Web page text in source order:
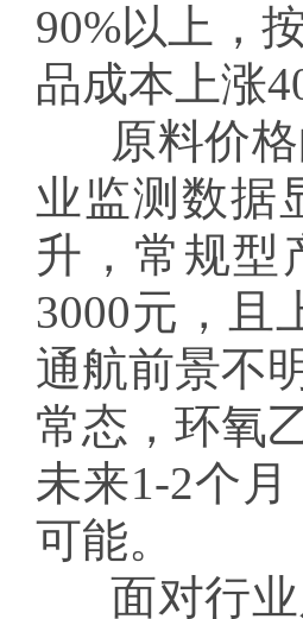
90%以上，
品成本上涨
原料价
业监测数据
升，常规型
3000元，且
通航前景不
常态，环氧
未来1-2个月
可能。
面对行